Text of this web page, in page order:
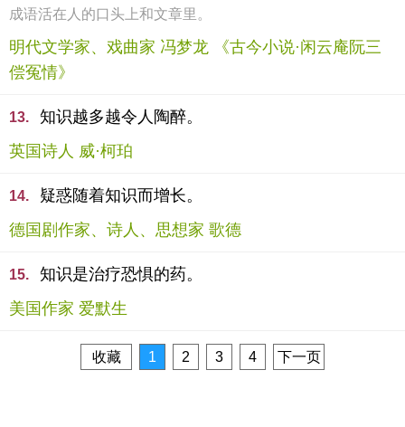
成语活在人的口头上和文章里。
明代文学家、戏曲家 冯梦龙 《古今小说·闲云庵阮三
偿冤情》
13.
知识越多越令人陶醉。
英国诗人 威·柯珀
14.
疑惑随着知识而增长。
德国剧作家、诗人、思想家 歌德
15.
知识是治疗恐惧的药。
美国作家 爱默生
收藏 1 2 3 4 下一页